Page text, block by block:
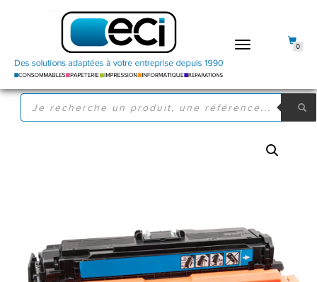
DÉPLIER
RECHERCHE
PRODUITS
0